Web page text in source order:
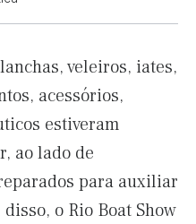
veleiros, iates,
acessórios,
estiveram
ao lado de
para auxiliar
o Rio Boat Show